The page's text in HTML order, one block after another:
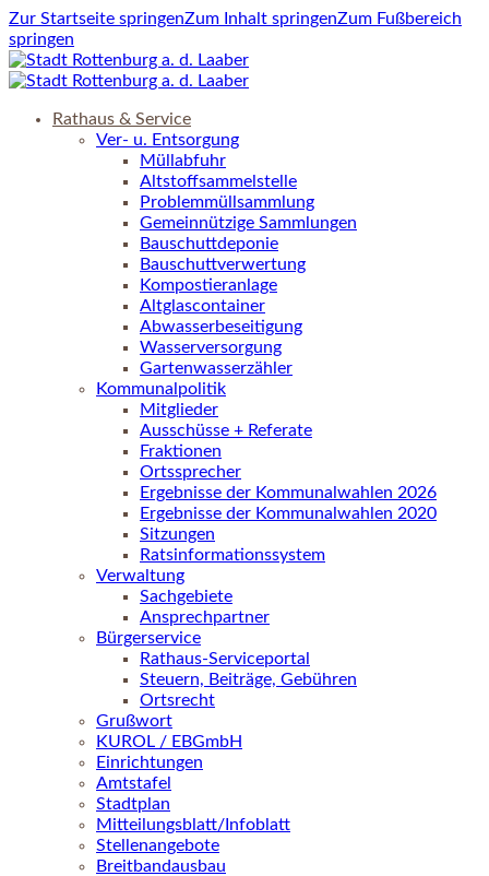
Zur Startseite springenZum Inhalt springenZum Fußbereich
springen
Rathaus & Service
Ver- u. Entsorgung
Müllabfuhr
Altstoffsammelstelle
Problemmüllsammlung
Gemeinnützige Sammlungen
Bauschuttdeponie
Bauschuttverwertung
Kompostieranlage
Altglascontainer
Abwasserbeseitigung
Wasserversorgung
Gartenwasserzähler
Kommunalpolitik
Mitglieder
Ausschüsse + Referate
Fraktionen
Ortssprecher
Ergebnisse der Kommunalwahlen 2026
Ergebnisse der Kommunalwahlen 2020
Sitzungen
Ratsinformationssystem
Verwaltung
Sachgebiete
Ansprechpartner
Bürgerservice
Rathaus-Serviceportal
Steuern, Beiträge, Gebühren
Ortsrecht
Grußwort
KUROL / EBGmbH
Einrichtungen
Amtstafel
Stadtplan
Mitteilungsblatt/Infoblatt
Stellenangebote
Breitbandausbau